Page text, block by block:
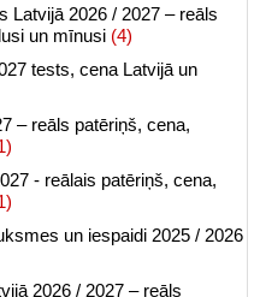
Latvijā 2026 / 2027 – reāls
un mīnusi (4)
tests, cena Latvijā un
– reāls patēriņš, cena,
- reālais patēriņš, cena,
un iespaidi 2025 / 2026
2026 / 2027 – reāls